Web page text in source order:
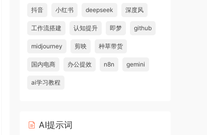
抖音 小红书 deepseek 深度风
工作流搭建 认知提升 即梦 github
midjourney 剪映 种草带货
国内电商 办公提效 n8n gemini
ai学习教程
AI提示词